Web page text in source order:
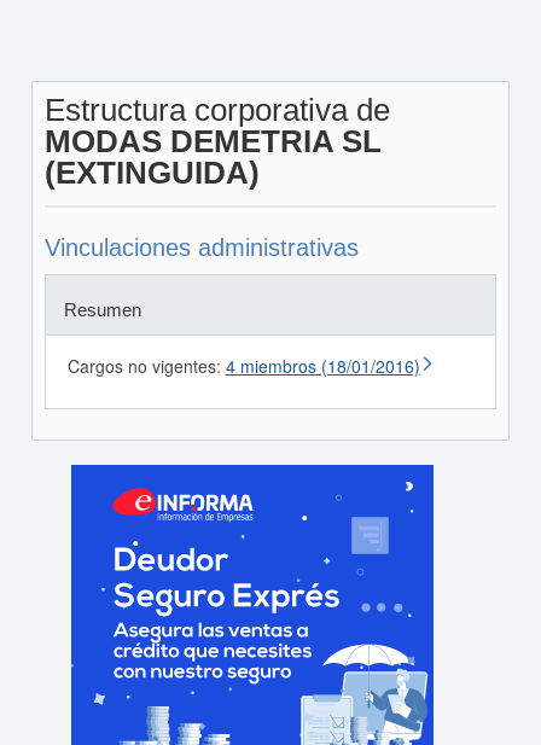
Estructura corporativa de
MODAS DEMETRIA SL
(EXTINGUIDA)
Vinculaciones administrativas
Resumen
Cargos no vigentes: 4 miembros (18/01/2016)